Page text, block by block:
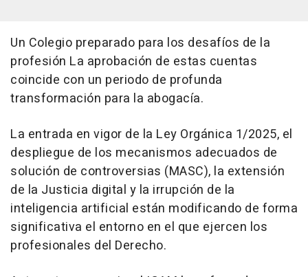
Un Colegio preparado para los desafíos de la
profesión La aprobación de estas cuentas
coincide con un periodo de profunda
transformación para la abogacía.
La entrada en vigor de la Ley Orgánica 1/2025, el
despliegue de los mecanismos adecuados de
solución de controversias (MASC), la extensión
de la Justicia digital y la irrupción de la
inteligencia artificial están modificando de forma
significativa el entorno en el que ejercen los
profesionales del Derecho.